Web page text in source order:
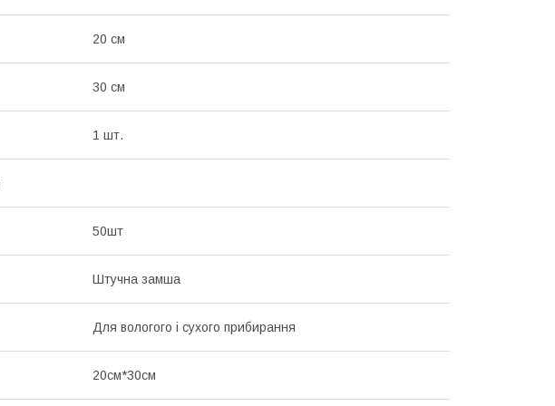
20 см
30 см
1 шт.
50шт
Штучна замша
Для вологого і сухого прибирання
20см*30см